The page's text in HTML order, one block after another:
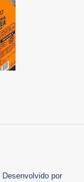
Desenvolvido por